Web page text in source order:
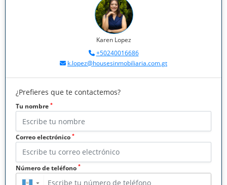
Karen Lopez
+50240016686
k.lopez@housesinmobiliaria.com.gt
¿Prefieres que te contactemos?
Tu nombre *
Correo electrónico *
Número de teléfono *
▼